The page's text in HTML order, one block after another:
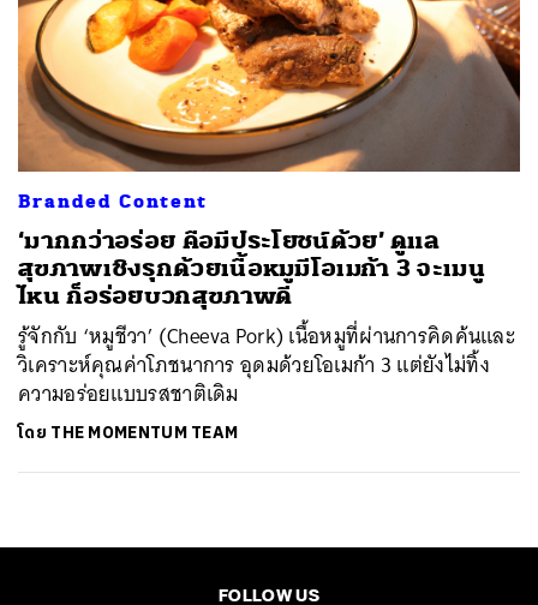
Branded Content
‘มากกว่าอร่อย คือมีประโยชน์ด้วย’ ดูแล
สุขภาพเชิงรุกด้วยเนื้อหมูมีโอเมก้า 3 จะเมนู
ไหน ก็อร่อยบวกสุขภาพดี
รู้จักกับ ‘หมูชีวา’ (Cheeva Pork) เนื้อหมูที่ผ่านการคิดค้นและ
วิเคราะห์คุณค่าโภชนาการ อุดมด้วยโอเมก้า 3 แต่ยังไม่ทิ้ง
ความอร่อยแบบรสชาติเดิม
โดย THE MOMENTUM TEAM
FOLLOW US
ค้นหา
SHARE TWEET LINE EMAIL